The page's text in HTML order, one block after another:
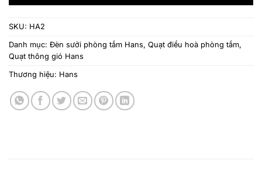
SKU: HA2
Danh mục: Đèn sưởi phòng tắm Hans, Quạt điều hoà phòng tắm,
Quạt thông gió Hans
Thương hiệu: Hans